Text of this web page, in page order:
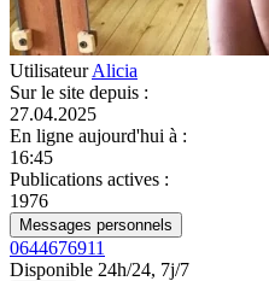
UtilisateurAlicia
Sur le site depuis :
27.04.2025
En ligne aujourd'hui à :
16:45
Publications actives :
1976
Messages personnels
0644676911
Disponible 24h/24, 7j/7